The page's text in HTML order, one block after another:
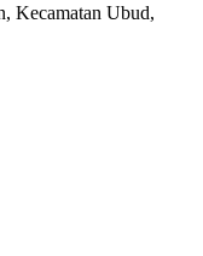
Kecamatan Ubud,